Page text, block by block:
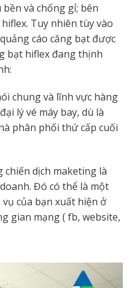
và chống gỉ; bên
Tuy nhiên tùy vào
cáo căng bạt được
bạt hiflex đang thịnh
chung và lĩnh vực hàng
lý vé máy bay, dù là
phân phối thứ cấp cuối
dịch maketing là
Đó có thể là một
của bạn xuất hiện ở
gian mạng ( fb, website,